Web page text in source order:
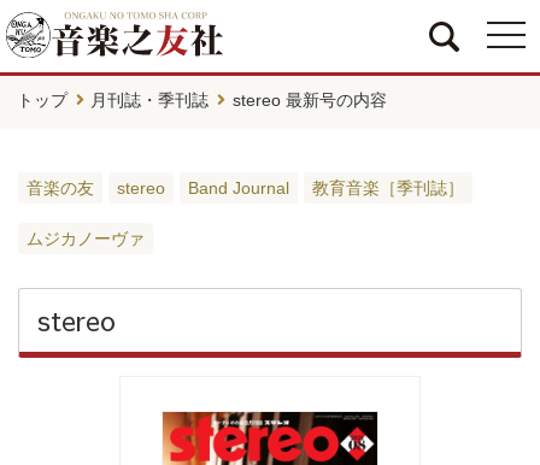
トップ 月刊誌・季刊誌 stereo 最新号の内容
音楽の友 stereo Band Journal 教育音楽［季刊誌］
ムジカノーヴァ
stereo